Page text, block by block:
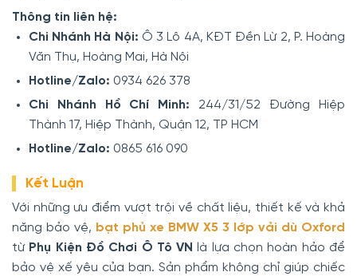
Thông tin liên hệ:
Chi Nhánh Hà Nội: Ô 3 Lô 4A, KĐT Đền Lừ 2, P. Hoàng
Văn Thụ, Hoàng Mai, Hà Nội
Hotline/Zalo: 0934 626 378
Chi Nhánh Hồ Chí Minh: 244/31/52 Đường Hiệp
Thành 17, Hiệp Thành, Quận 12, TP HCM
Hotline/Zalo: 0865 616 090
Kết Luận
Với những ưu điểm vượt trội về chất liệu, thiết kế và khả
năng bảo vệ, bạt phủ xe BMW X5 3 lớp vải dù Oxford
từPhụ Kiện Đồ Chơi Ô Tô VN
là lựa chọn hoàn hảo để
bảo vệ xế yêu của bạn. Sản phẩm không chỉ giúp chiếc